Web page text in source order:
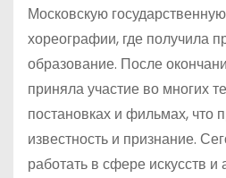
Московскую
хореографии, где получила
образование. После
приняла участие во многих
постановках и фильмах, что
известность и признание.
работать в сфере искусств и